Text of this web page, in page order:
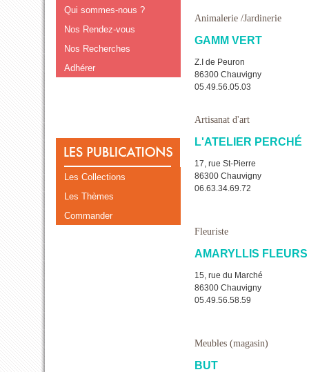
Qui sommes-nous ?
Nos Rendez-vous
Nos Recherches
Adhérer
Les Collections
Les Thèmes
Commander
Animalerie /Jardinerie
GAMM VERT
Z.I de Peuron
86300 Chauvigny
05.49.56.05.03
Artisanat d'art
L'ATELIER PERCHÉ
17, rue St-Pierre
86300 Chauvigny
06.63.34.69.72
Fleuriste
AMARYLLIS FLEURS
15, rue du Marché
86300 Chauvigny
05.49.56.58.59
Meubles (magasin)
BUT